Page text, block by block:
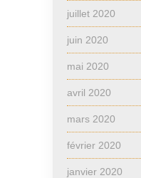
juillet 2020
juin 2020
mai 2020
avril 2020
mars 2020
février 2020
janvier 2020